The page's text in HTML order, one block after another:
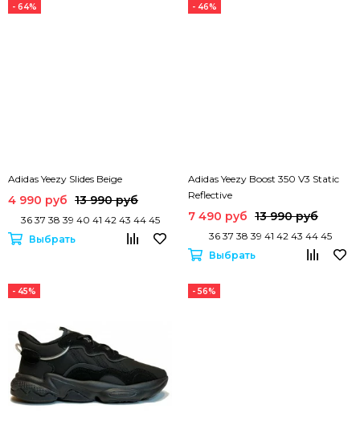
- 64%
Adidas Yeezy Slides Beige
4 990 руб 13 990 руб
36 37 38 39 40 41 42 43 44 45
Выбрать
- 46%
Adidas Yeezy Boost 350 V3 Static
Reflective
7 490 руб 13 990 руб
36 37 38 39 41 42 43 44 45
Выбрать
- 45% - 56%